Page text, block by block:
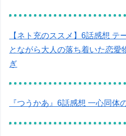
【ネト充のススメ】6話感想 テ
とながら大人の落ち着いた恋愛
ぎ
『つうかあ』6話感想 一心同体